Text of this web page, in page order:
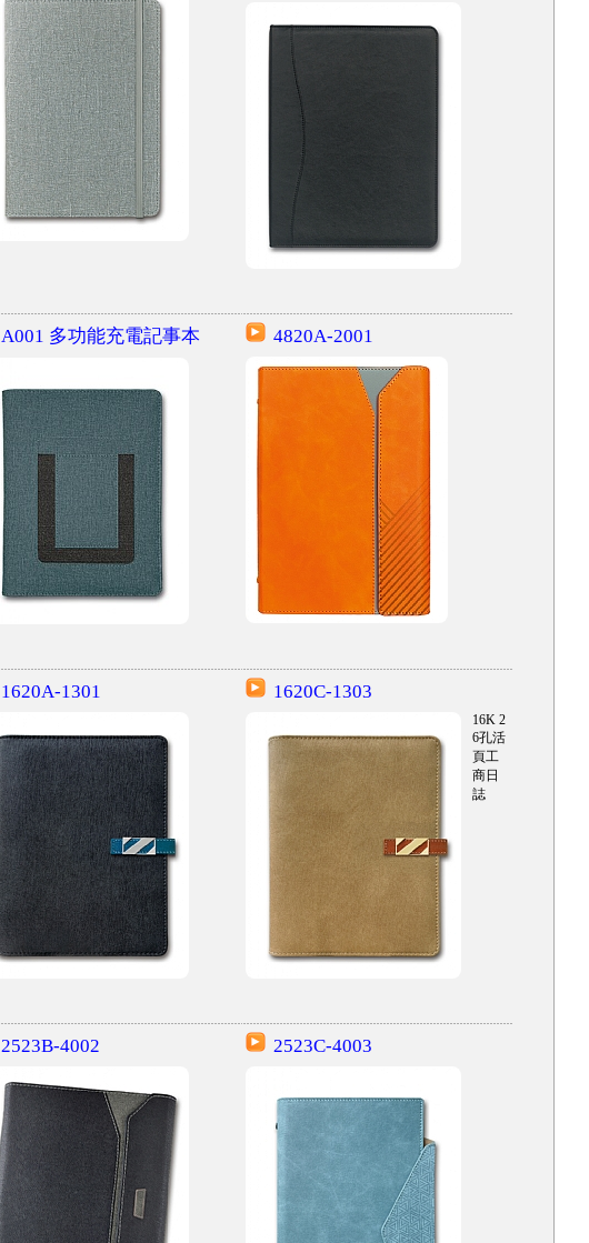
A001 多功能充電記事本 4820A-2001
1620A-1301 1620C-1303
16K 2
6孔活
頁工
商日
誌
2523B-4002 2523C-4003